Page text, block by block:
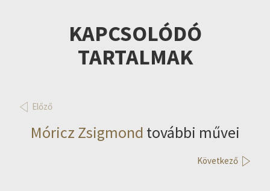
KAPCSOLÓDÓ
TARTALMAK
Előző
Móricz Zsigmond további művei
Következő